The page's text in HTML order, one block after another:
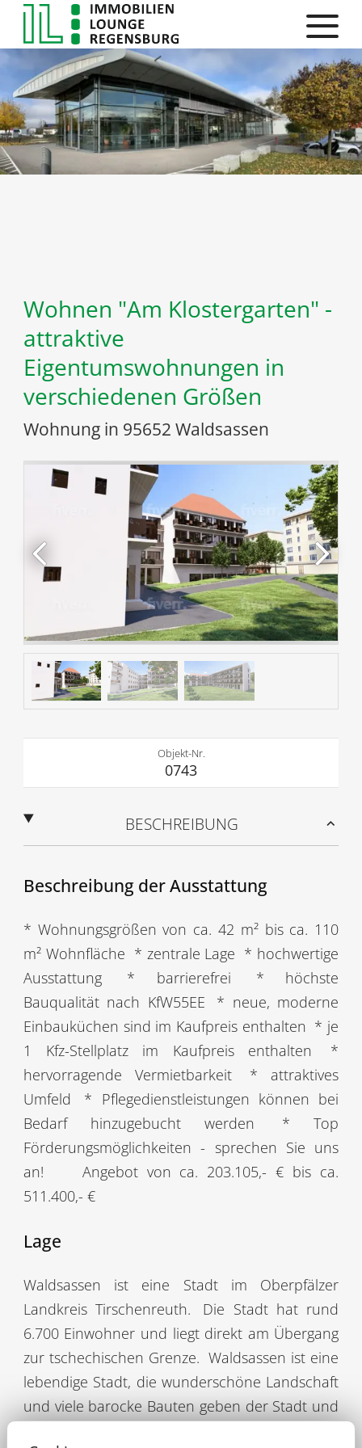
Wohnen "Am Klostergarten" -
attraktive
Eigentumswohnungen in
verschiedenen Größen
Wohnung in 95652 Waldsassen
Objekt-Nr.
0743
BESCHREIBUNG
Beschreibung der Ausstattung
* Wohnungsgrößen von ca. 42 m² bis ca. 110
m² Wohnfläche * zentrale Lage * hochwertige
Ausstattung
* barrierefrei
* höchste
Bauqualität nach KfW55EE
* neue, moderne
Einbauküchen sind im Kaufpreis enthalten * je
1 Kfz-Stellplatz im Kaufpreis enthalten
*
hervorragende Vermietbarkeit
* attraktives
Umfeld
* Pflegedienstleistungen können bei
Bedarf hinzugebucht werden
* Top
Förderungsmöglichkeiten - sprechen Sie uns
an!
Angebot von ca. 203.105,- € bis ca.
511.400,- €
Lage
Waldsassen ist eine Stadt im Oberpfälzer
Landkreis Tirschenreuth.
Die Stadt hat rund
6.700 Einwohner und liegt direkt am Übergang
zur tschechischen Grenze. Waldsassen ist eine
lebendige Stadt, die wunderschöne Landschaft
und viele barocke Bauten geben der Stadt und